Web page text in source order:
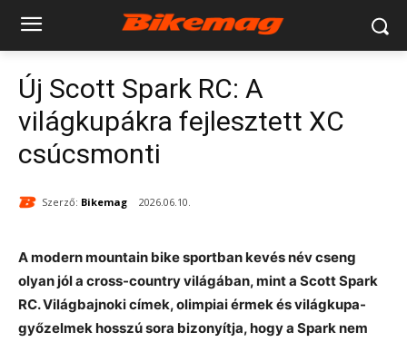
Új Scott Spark RC: A
világkupákra fejlesztett XC
csúcsmonti
Szerző: Bikemag 2026.06.10.
A modern mountain bike sportban kevés név cseng
olyan jól a cross-country világában, mint a Scott Spark
RC. Világbajnoki címek, olimpiai érmek és világkupa-
győzelmek hosszú sora bizonyítja, hogy a Spark nem